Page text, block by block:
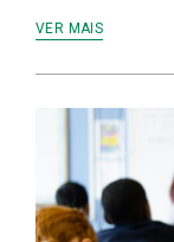
VER MAIS